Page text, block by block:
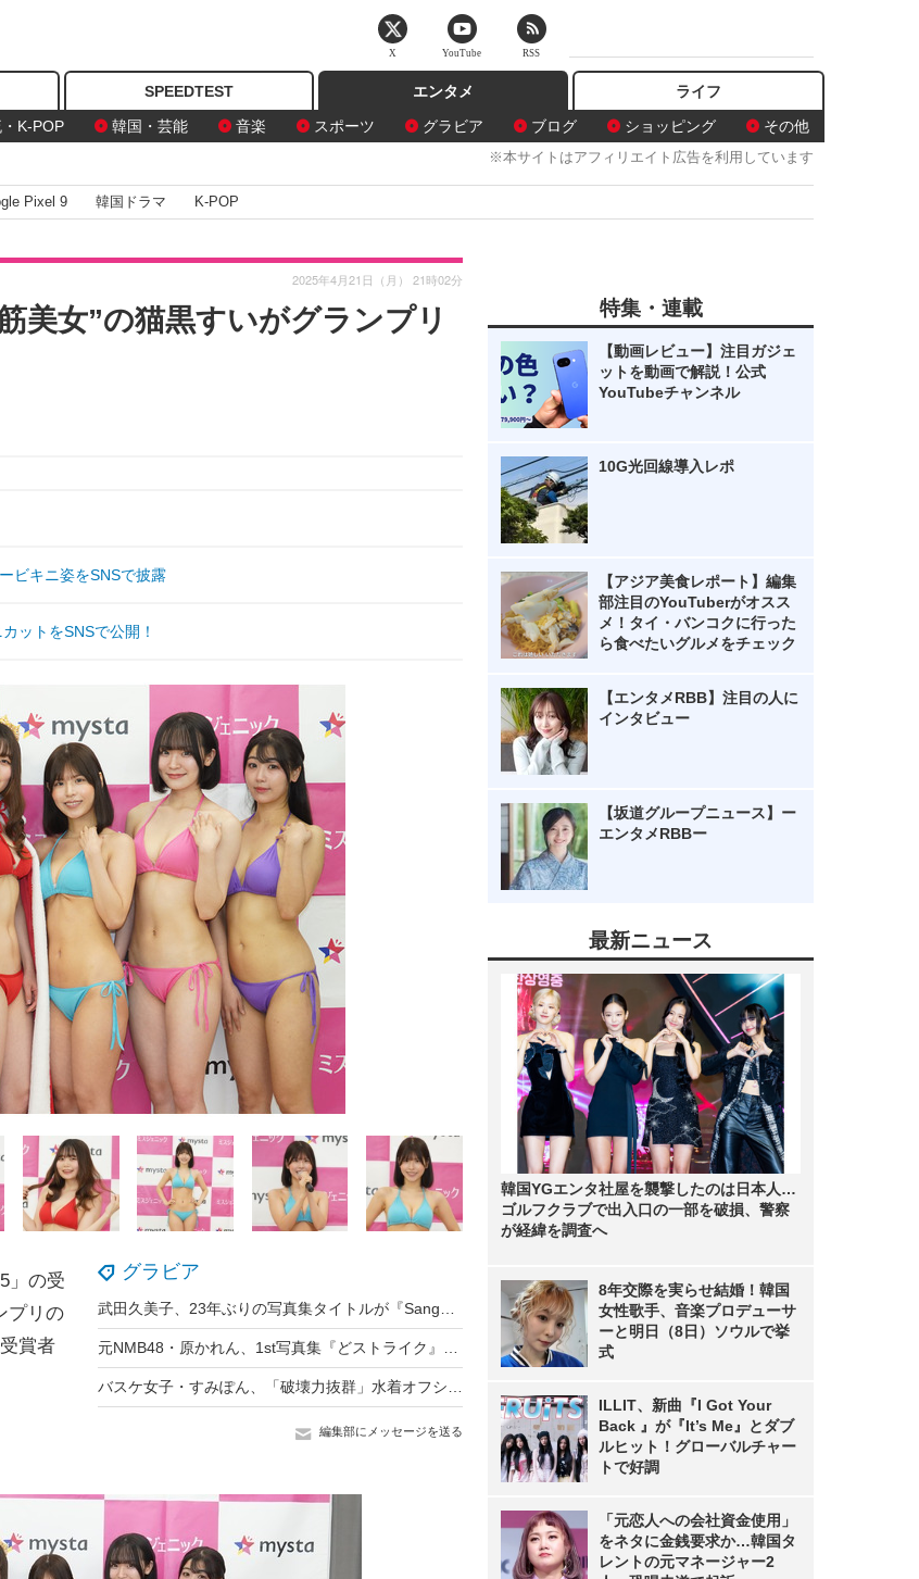
SPEEDTEST
エンタメ
K-POP 韓国・芸能 音楽 スポーツ グラビア ブログ ショッピング その他
ライフ
※本サイトはアフィリエイト広告を利用しています
Pixel 9 韓国ドラマ K-POP
美女”の猫黒すいがグランプリ
2025年4月21日（月） 21時02分
ビキニ姿をSNSで披露
ットをSNSで公開！
グラビア
編集部にメッセージを送る
」の受
プリの
賞者
特集・連載
【動画レビュー】注目ガジェ
ットを動画で解説！公式
YouTubeチャンネル
10G光回線導入レポ
【アジア美食レポート】編集
部注目のYouTuberがオスス
メ！タイ・バンコクに行った
ら食べたいグルメをチェック
【エンタメRBB】注目の人に
インタビュー
【坂道グループニュース】ー
エンタメRBBー
最新ニュース
韓国YGエンタ社屋を襲撃したのは日本人…
ゴルフクラブで出入口の一部を破損、警察
が経緯を調査へ
8年交際を実らせ結婚！韓国
女性歌手、音楽プロデューサ
ーと明日（8日）ソウルで挙
式
ILLIT、新曲『I Got Your
Back 』が『It’s Me』とダブ
ルヒット！グローバルチャー
トで好調
「元恋人への会社資金使用」
をネタに金銭要求か…韓国タ
レントの元マネージャー2
X YouTube RSS